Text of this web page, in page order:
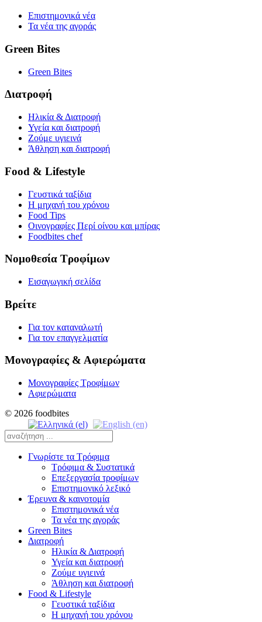
Επιστημονικά νέα
Τα νέα της αγοράς
Green Bites
Green Bites
Διατροφή
Ηλικία & Διατροφή
Υγεία και διατροφή
Ζούμε υγιεινά
Άθληση και διατροφή
Food & Lifestyle
Γευστικά ταξίδια
Η μηχανή του χρόνου
Food Tips
Οινογραφίες Περί οίνου και μπίρας
Foodbites chef
Νομοθεσία Τροφίμων
Εισαγωγική σελίδα
Βρείτε
Για τον καταναλωτή
Για τον επαγγελματία
Μονογραφίες & Αφιερώματα
Μονογραφίες Τροφίμων
Αφιερώματα
© 2026 foodbites
Γνωρίστε τα Τρόφιμα
Τρόφιμα & Συστατικά
Επεξεργασία τροφίμων
Επιστημονικό λεξικό
Έρευνα & καινοτομία
Επιστημονικά νέα
Τα νέα της αγοράς
Green Bites
Διατροφή
Ηλικία & Διατροφή
Υγεία και διατροφή
Ζούμε υγιεινά
Άθληση και διατροφή
Food & Lifestyle
Γευστικά ταξίδια
Η μηχανή του χρόνου